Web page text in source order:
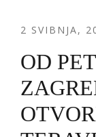
2 SVIBNJA,
OD